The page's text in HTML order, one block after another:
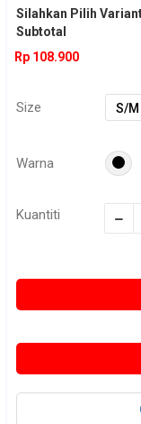
Silahkan Pilih
Subtotal
Rp 108.900
Size S/M
Warna
Kuantiti